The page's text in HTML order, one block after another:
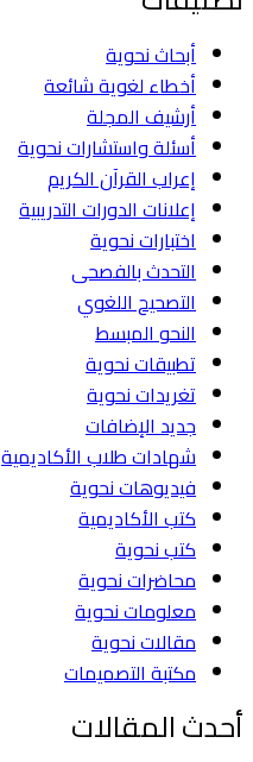
أبحاث نحوية
أخطاء لغوية شائعة
أرشيف المجلة
أسئلة واستشارات نحوية
إعراب القرآن الكريم
إعلانات الدورات التدريبية
اختبارات نحوية
التحدث بالفصحى
التصحيح اللغوي
النحو المبسط
تطبيقات نحوية
تغريدات نحوية
جديد الإضافات
شهادات طلاب الأكاديمية
فيديوهات نحوية
كتب الأكاديمية
كتب نحوية
محاضرات نحوية
معلومات نحوية
مقالات نحوية
مكتبة التصميمات
أحدث المقالات